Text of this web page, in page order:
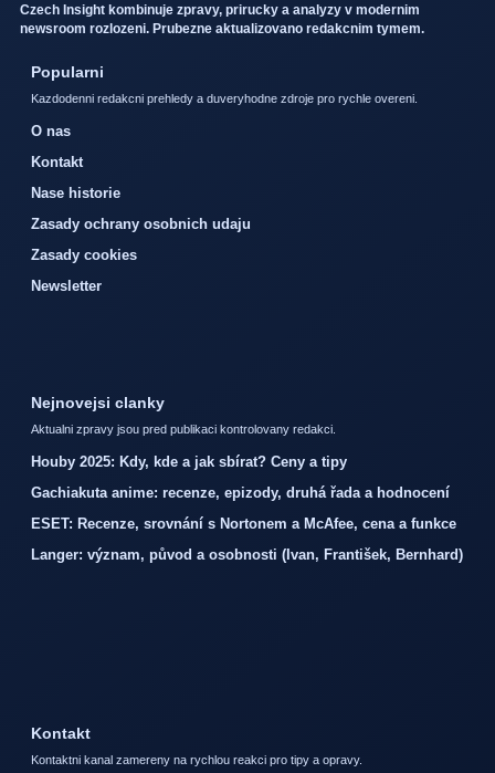
Czech Insight kombinuje zpravy, prirucky a analyzy v modernim
newsroom rozlozeni. Prubezne aktualizovano redakcnim tymem.
Popularni
Kazdodenni redakcni prehledy a duveryhodne zdroje pro rychle overeni.
O nas
Kontakt
Nase historie
Zasady ochrany osobnich udaju
Zasady cookies
Newsletter
Nejnovejsi clanky
Aktualni zpravy jsou pred publikaci kontrolovany redakci.
Houby 2025: Kdy, kde a jak sbírat? Ceny a tipy
Gachiakuta anime: recenze, epizody, druhá řada a hodnocení
ESET: Recenze, srovnání s Nortonem a McAfee, cena a funkce
Langer: význam, původ a osobnosti (Ivan, František, Bernhard)
Kontakt
Kontaktni kanal zamereny na rychlou reakci pro tipy a opravy.